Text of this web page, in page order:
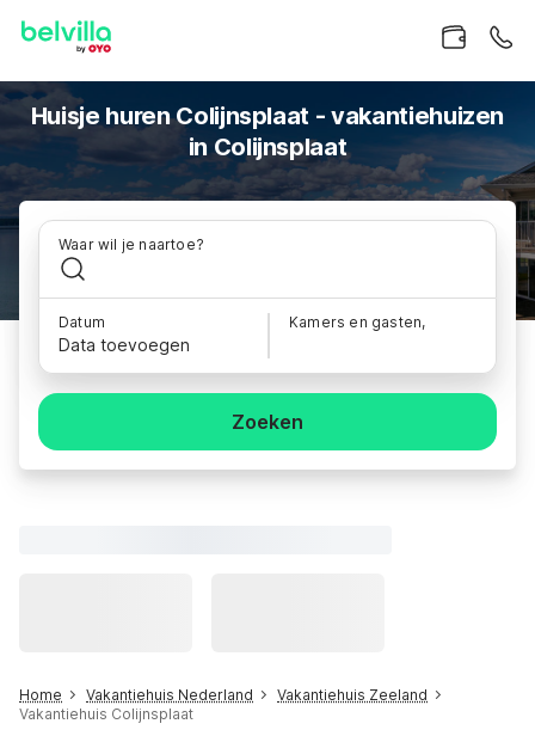
Huisje huren Colijnsplaat - vakantiehuizen
in Colijnsplaat
Waar wil je naartoe?
Datum
Data toevoegen
Kamers en gasten,
Zoeken
Home Vakantiehuis Nederland
Vakantiehuis Zeeland
Vakantiehuis Colijnsplaat